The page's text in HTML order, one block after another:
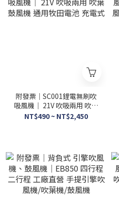
附發票｜SC001鋰電無刷吹
吸風機｜ 21V 吹吸兩用 吹葉
鼓風機 通用牧田電池 充電式
NT$490 ~ NT$2,450